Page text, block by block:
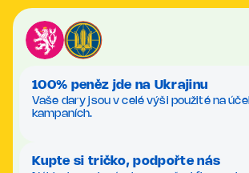
100% peněz jde na Ukrajinu
Vaše dary jsou v celé výši použité na
kampaních.
Kupte si tričko, podpořte nás